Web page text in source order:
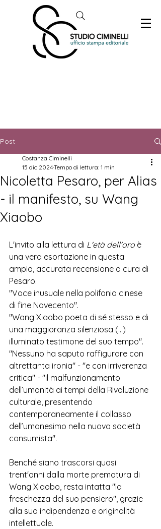
Post
Nicoletta Pesaro, per Alias
- il manifesto, su Wang
Xiaobo
Costanza Ciminelli
15 dic 2024Tempo di lettura: 1 min
L'invito alla lettura di L'età dell'oro è
una vera esortazione in questa
ampia, accurata recensione a cura di
Pesaro.
"Voce inusuale nella polifonia cinese
di fine Novecento".
"Wang Xiaobo poeta di sé stesso e di
una maggioranza silenziosa (...)
illuminato testimone del suo tempo".
"Nessuno ha saputo raffigurare con
altrettanta ironia" - "e con irriverenza
critica" - "il malfunzionamento
dell’umanità ai tempi della Rivoluzione
culturale, presentendo
contemporaneamente il collasso
dell’umanesimo nella nuova società
consumista".
Benché siano trascorsi quasi
trent'anni dalla morte prematura di
Wang Xiaobo, resta intatta "la
freschezza del suo pensiero", grazie
alla sua indipendenza e originalità
intellettuale.